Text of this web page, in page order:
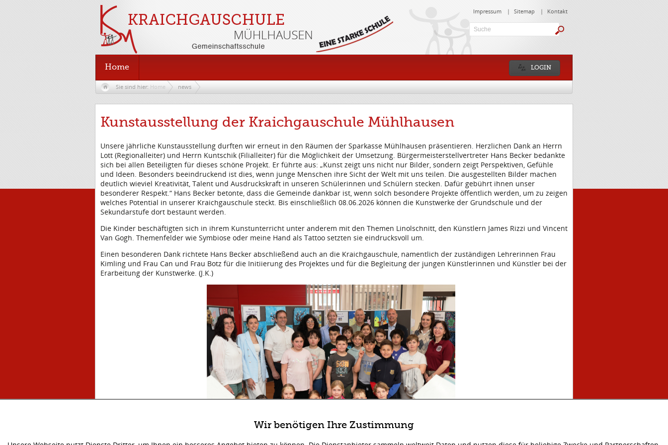
Impressum | Sitemap | Kontakt
Suche:
Home LOGIN
Sie sind hier: Home news
Kunstausstellung der Kraichgauschule Mühlhausen
Unsere jährliche Kunstausstellung durften wir erneut in den Räumen der Sparkasse Mühlhausen präsentieren. Herzlichen Dank an Herrn
Lott (Regionalleiter) und Herrn Kuntschik (Filialleiter) für die Möglichkeit der Umsetzung. Bürgermeisterstellvertreter Hans Becker bedankte
sich bei allen Beteiligten für dieses schöne Projekt. Er führte aus: „Kunst zeigt uns nicht nur Bilder, sondern zeigt Perspektiven, Gefühle
und Ideen. Besonders beeindruckend ist dies, wenn junge Menschen ihre Sicht der Welt mit uns teilen. Die ausgestellten Bilder machen
deutlich wieviel Kreativität, Talent und Ausdruckskraft in unseren Schülerinnen und Schülern stecken. Dafür gebührt ihnen unser
besonderer Respekt.“ Hans Becker betonte, dass die Gemeinde dankbar ist, wenn solch besondere Projekte öffentlich werden, um zu zeigen
welches Potential in unserer Kraichgauschule steckt. Bis einschließlich 08.06.2026 können die Kunstwerke der Grundschule und der
Sekundarstufe dort bestaunt werden.
Die Kinder beschäftigten sich in ihrem Kunstunterricht unter anderem mit den Themen Linolschnitt, den Künstlern James Rizzi und Vincent
Van Gogh. Themenfelder wie Symbiose oder meine Hand als Tattoo setzten sie eindrucksvoll um.
Einen besonderen Dank richtete Hans Becker abschließend auch an die Kraichgauschule, namentlich der zuständigen Lehrerinnen Frau
Kimling und Frau Can und Frau Botz für die Initiierung des Projektes und für die Begleitung der jungen Künstlerinnen und Künstler bei der
Erarbeitung der Kunstwerke. (J.K.)
Wir benötigen Ihre Zustimmung